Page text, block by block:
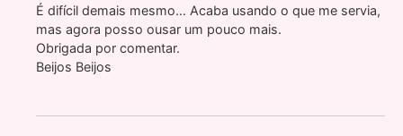
É difícil demais mesmo… Acaba usando o que me servia,
mas agora posso ousar um pouco mais.
Obrigada por comentar.
Beijos Beijos